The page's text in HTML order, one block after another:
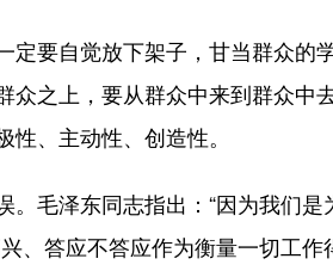
要自觉放下架子，甘当群众的
之上，要从群众中来到群众中
、主动性、创造性。
毛泽东同志指出：“因为我们是
、答应不答应作为衡量一切工